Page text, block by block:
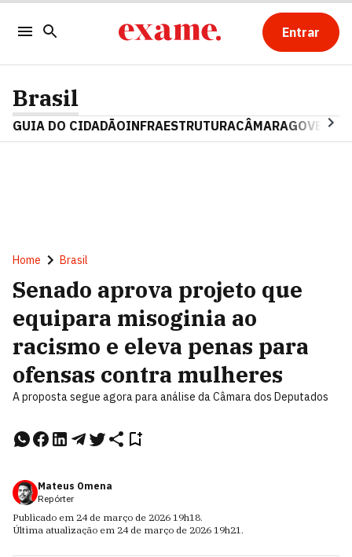
Entrar
Brasil
GUIA DO CIDADÃOINFRAESTRUTURACÂMARAGOVERNO
Home Brasil
Senado aprova projeto que
equipara misoginia ao
racismo e eleva penas para
ofensas contra mulheres
A proposta segue agora para análise da Câmara dos Deputados
Mateus Omena
Repórter
Publicado em 24 de março de 2026 19h18.
Última atualização em 24 de março de 2026 19h21.